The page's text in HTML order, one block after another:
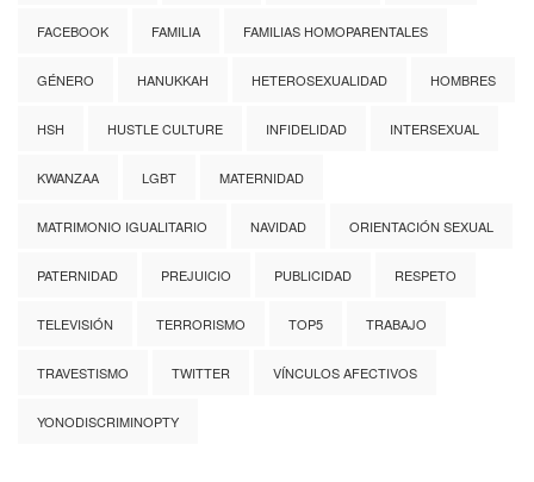
FACEBOOK FAMILIA FAMILIAS HOMOPARENTALES
GÉNERO HANUKKAH HETEROSEXUALIDAD HOMBRES
HSH HUSTLE CULTURE INFIDELIDAD INTERSEXUAL
KWANZAA LGBT MATERNIDAD
MATRIMONIO IGUALITARIO NAVIDAD ORIENTACIÓN SEXUAL
PATERNIDAD PREJUICIO PUBLICIDAD RESPETO
TELEVISIÓN TERRORISMO TOP5 TRABAJO
TRAVESTISMO TWITTER VÍNCULOS AFECTIVOS
YONODISCRIMINOPTY